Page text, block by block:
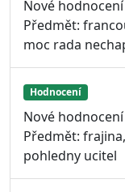
Nové
Předmět:
moc rada
Hodnocení
Nové
Předmět:
pohledny ucitel